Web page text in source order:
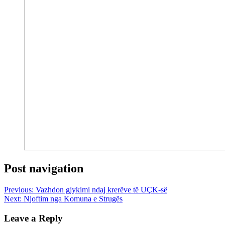
Post navigation
Previous: Vazhdon gjykimi ndaj krerëve të UÇK-së
Next: Njoftim nga Komuna e Strugës
Leave a Reply